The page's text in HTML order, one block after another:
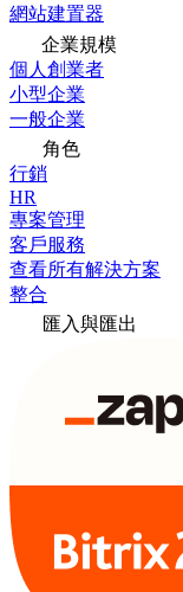
網站建置器
企業規模
個人創業者
小型企業
一般企業
角色
行銷
HR
專案管理
客戶服務
查看所有解決方案
整合
匯入與匯出